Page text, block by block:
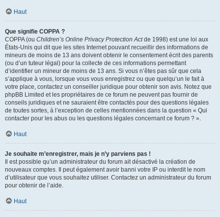
Haut
Que signifie COPPA ?
COPPA (ou Children’s Online Privacy Protection Actde 1998) est une loi aux
États-Unis qui dit que les sites Internet pouvant recueillir des informations de
mineurs de moins de 13 ans doivent obtenir le consentement écrit des parents
(ou d’un tuteur légal) pour la collecte de ces informations permettant
d’identifier un mineur de moins de 13 ans. Si vous n’êtes pas sûr que cela
s’applique à vous, lorsque vous vous enregistrez ou que quelqu’un le fait à
votre place, contactez un conseiller juridique pour obtenir son avis. Notez que
phpBB Limited et les propriétaires de ce forum ne peuvent pas fournir de
conseils juridiques et ne sauraient être contactés pour des questions légales
de toutes sortes, à l’exception de celles mentionnées dans la question « Qui
contacter pour les abus ou les questions légales concernant ce forum ? ».
Haut
Je souhaite m’enregistrer, mais je n’y parviens pas !
Il est possible qu’un administrateur du forum ait désactivé la création de
nouveaux comptes. Il peut également avoir banni votre IP ou interdit le nom
d’utilisateur que vous souhaitez utiliser. Contactez un administrateur du forum
pour obtenir de l’aide.
Haut